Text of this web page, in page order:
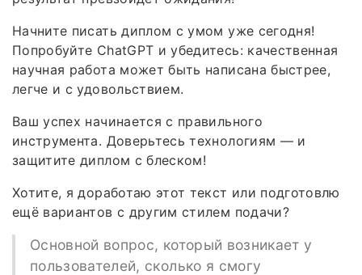
Начните писать диплом с умом уже сегодня!
Попробуйте ChatGPT и убедитесь: качественная
научная работа может быть написана быстрее,
легче и с удовольствием.
Ваш успех начинается с правильного
инструмента. Доверьтесь технологиям — и
защитите диплом с блеском!
Хотите, я доработаю этот текст или подготовлю
ещё вариантов с другим стилем подачи?
Основной вопрос, который возникает у
пользователей, сколько я смогу